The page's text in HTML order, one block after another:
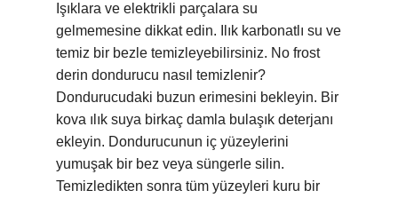
Işıklara ve elektrikli parçalara su
gelmemesine dikkat edin. Ilık karbonatlı su ve
temiz bir bezle temizleyebilirsiniz. No frost
derin dondurucu nasıl temizlenir?
Dondurucudaki buzun erimesini bekleyin. Bir
kova ılık suya birkaç damla bulaşık deterjanı
ekleyin. Dondurucunun iç yüzeylerini
yumuşak bir bez veya süngerle silin.
Temizledikten sonra tüm yüzeyleri kuru bir